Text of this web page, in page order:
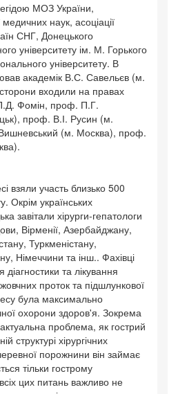
МОЗ України,
наук, асоціації
СНГ, Донецького
університету ім. М. Горького
університету. В
академік В.С. Савельєв (м.
входили на правах
П.Д. Фомін, проф. П.Г.
проф. В.І. Русин (м.
(м. Москва), проф.
взяли участь близько 500
Окрім українських
завітали хірурги-гепатологи
Вірменії, Азербайджану,
Туркменістану,
Німеччини та інш.. Фахівці
та лікування
проток та підшлункової
була максимально
охорони здоров'я. Зокрема
проблема, як гострий
структурі хірургічних
порожнини він займає
тільки гострому
цих питань важливо не